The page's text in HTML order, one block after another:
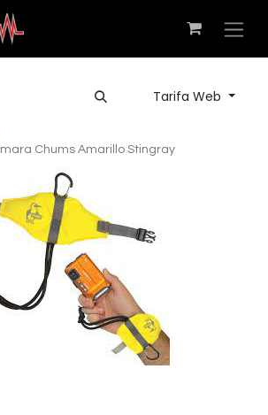
Tarifa Web
Chums Amarillo Stingray